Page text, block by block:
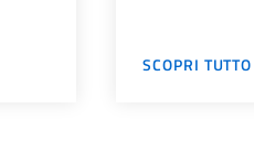
SCOPRI TUTTO